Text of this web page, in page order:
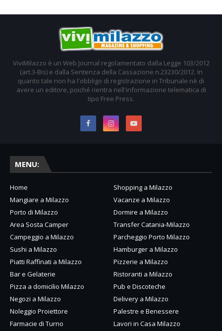
ViviMilazzo è un Web Journal regolamentato dalla Legge 103/2012
(art.3-Bis) e dalla Sentenza della Cassazione n.23230/2012. In
quanto tale non ha l'obbligo di registrazione in Tribunale nè di
avere un editore, poiché rientra nell'informazione telematica di
tipo Free Press.
MENU:
Home
Shopping a Milazzo
Mangiare a Milazzo
Vacanze a Milazzo
Porto di Milazzo
Dormire a Milazzo
Area Sosta Camper
Transfer Catania-Milazzo
Campeggio a Milazzo
Parcheggio Porto Milazzo
Sushi a Milazzo
Hamburger a Milazzo
Piatti Raffinati a Milazzo
Pizzerie a Milazzo
Bar e Gelaterie
Ristoranti a Milazzo
Pizza a domicilio Milazzo
Pub e Discoteche
Negozi a Milazzo
Delivery a Milazzo
Noleggio Proiettore
Palestre e Benessere
Farmacie di Turno
Lavori in Casa Milazzo